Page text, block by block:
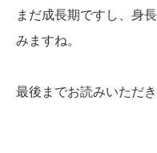
まだ成長期ですし、身
みますね。
最後までお読みいただ